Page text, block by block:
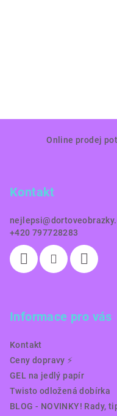
Online prodej
Kontakt
nejlepsi@
+420 797728283
Informace pro vás
Kontakt
Ceny dopravy ⚡️
GEL na jedlý papír
Twisto odložená dobírka
BLOG - NOVINKY! Rady,